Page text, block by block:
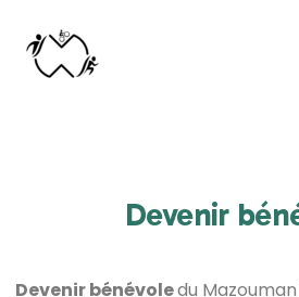
Devenir
Devenir bénévoledu